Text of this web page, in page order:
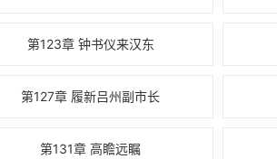
第123章 钟书仪来汉东
第127章 履新吕州副市长
第131章 高瞻远瞩